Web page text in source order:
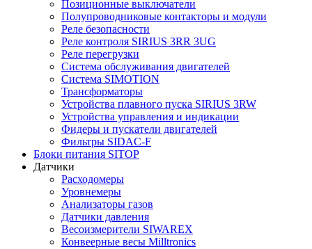
Позиционные выключатели
Полупроводниковые контакторы и модули
Реле безопасности
Реле контроля SIRIUS 3RR 3UG
Реле перегрузки
Сиcтема обслуживания двигателей
Система SIMOTION
Трансформаторы
Устройства плавного пуска SIRIUS 3RW
Устройства управления и индикации
Фидеры и пускатели двигателей
Фильтры SIDAC-F
Блоки питания SITOP
Датчики
Расходомеры
Уровнемеры
Анализаторы газов
Датчики давления
Весоизмерители SIWAREX
Конвеерные весы Milltronics